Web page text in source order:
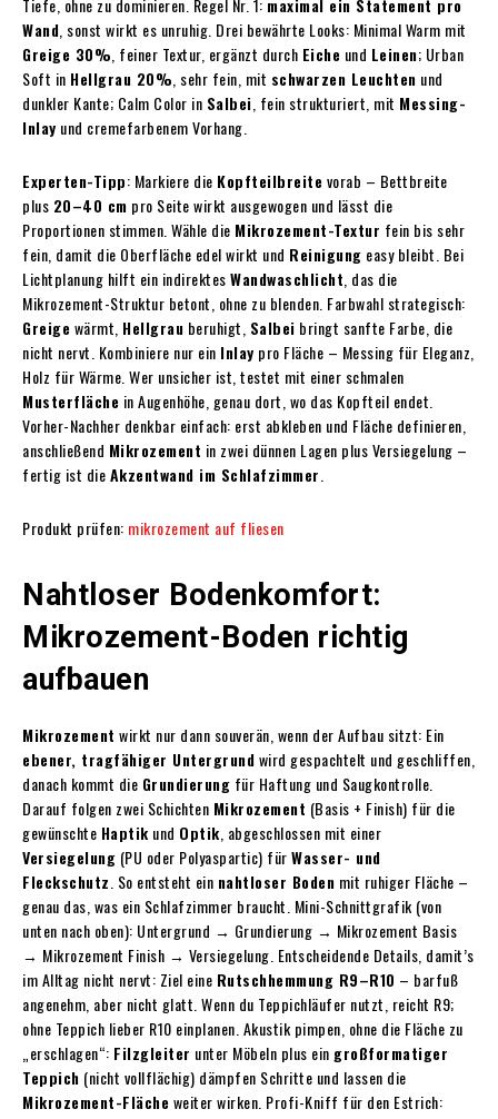
Tiefe, ohne zu dominieren. Regel Nr. 1: maximal ein Statement pro
Wand , sonst wirkt es unruhig. Drei bewährte Looks: Minimal Warm mit
Greige 30% , feiner Textur, ergänzt durch Eiche und Leinen; Urban
Soft in Hellgrau 20% , sehr fein, mit schwarzen Leuchten und
dunkler Kante; Calm Color in Salbei , fein strukturiert, mit Messing-
Inlay und cremefarbenem Vorhang.
Experten-Tipp: Markiere die Kopfteilbreitevorab – Bettbreite
plus 20–40 cm pro Seite wirkt ausgewogen und lässt die
Proportionen stimmen. Wähle die Mikrozement-Textur fein bis sehr
fein, damit die Oberfläche edel wirkt und Reinigung easy bleibt. Bei
Lichtplanung hilft ein indirektesWandwaschlicht , das die
Mikrozement-Struktur betont, ohne zu blenden. Farbwahl strategisch:
Greigewärmt, Hellgrau beruhigt, Salbei bringt sanfte Farbe, die
nicht nervt. Kombiniere nur ein Inlay pro Fläche – Messing für Eleganz,
Holz für Wärme. Wer unsicher ist, testet mit einer schmalen
Musterfläche in Augenhöhe, genau dort, wo das Kopfteil endet.
Vorher-Nachher denkbar einfach: erst abkleben und Fläche definieren,
anschließend Mikrozement in zwei dünnen Lagen plus Versiegelung –
fertig ist dieAkzentwand im Schlafzimmer
Produkt prüfen: mikrozement auf fliesen
Nahtloser Bodenkomfort:
Mikrozement-Boden richtig
aufbauen
Mikrozement wirkt nur dann souverän, wenn der Aufbau sitzt: Ein
ebener, tragfähiger Untergrundwird gespachtelt und geschliffen,
danach kommt die Grundierung für Haftung und Saugkontrolle.
Darauf folgen zwei Schichten Mikrozement (Basis + Finish) für die
gewünschte Haptik und Optik , abgeschlossen mit einer
Versiegelung (PU oder Polyaspartic) fürWasser- und
Fleckschutz . So entsteht ein nahtloser Boden mit ruhiger Fläche –
genau das, was ein Schlafzimmer braucht. Mini-Schnittgrafik (von
unten nach oben): Untergrund → Grundierung → Mikrozement Basis
→ Mikrozement Finish → Versiegelung. Entscheidende Details, damit’s
im Alltag nicht nervt: Ziel eine Rutschhemmung R9–R10 – barfuß
angenehm, aber nicht glatt. Wenn du Teppichläufer nutzt, reicht R9;
ohne Teppich lieber R10 einplanen. Akustik pimpen, ohne die Fläche zu
„erschlagen“: Filzgleiter unter Möbeln plus ein großformatiger
Teppich (nicht vollflächig) dämpfen Schritte und lassen die
Mikrozement-Flächeweiter wirken. Profi-Kniff für den Estrich: